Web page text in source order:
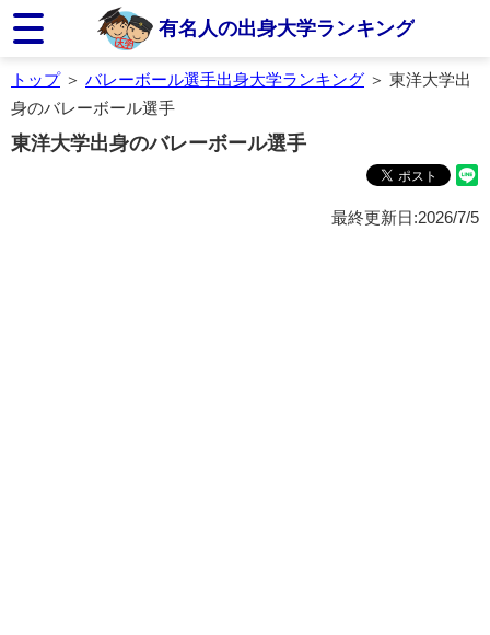
有名人の出身大学ランキング
トップ＞ バレーボール選手出身大学ランキング ＞ 東洋大学出
身のバレーボール選手
東洋大学出身のバレーボール選手
最終更新日:2026/7/5